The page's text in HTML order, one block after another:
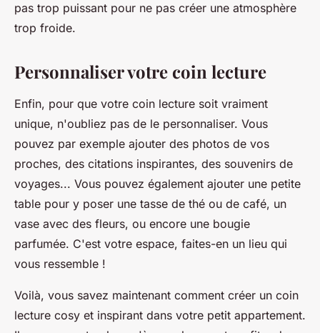
pas trop puissant pour ne pas créer une atmosphère
trop froide.
Personnaliser votre coin lecture
Enfin, pour que votre coin lecture soit vraiment
unique, n'oubliez pas de le personnaliser. Vous
pouvez par exemple ajouter des photos de vos
proches, des citations inspirantes, des souvenirs de
voyages... Vous pouvez également ajouter une petite
table pour y poser une tasse de thé ou de café, un
vase avec des fleurs, ou encore une bougie
parfumée. C'est votre espace, faites-en un lieu qui
vous ressemble !
Voilà, vous savez maintenant comment créer un coin
lecture cosy et inspirant dans votre petit appartement.